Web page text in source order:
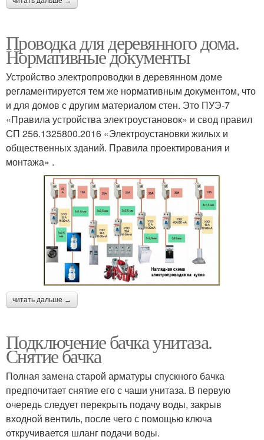
Проводка для деревянного дома.
Нормативные документы
Устройство электропроводки в деревянном доме
регламентируется тем же нормативным документом, что
и для домов с другим материалом стен. Это ПУЭ-7
«Правила устройства электроустановок» и свод правил
СП 256.1325800.2016 «Электроустановки жилых и
общественных зданий. Правила проектирования и
монтажа» .
читать дальше →
Подключение бачка унитаза.
Снятие бачка
Полная замена старой арматуры спускного бачка
предпочитает снятие его с чаши унитаза. В первую
очередь следует перекрыть подачу воды, закрыв
входной вентиль, после чего с помощью ключа
откручивается шланг подачи воды.